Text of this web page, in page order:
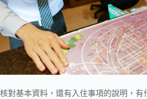
核對基本資料，還有入住事項的說明，有